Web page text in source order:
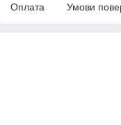
Оплата Умови